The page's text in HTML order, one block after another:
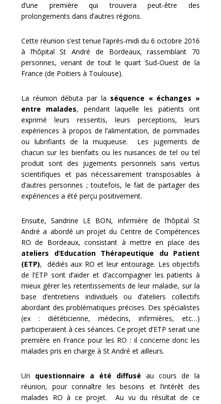
d’une première qui trouvera peut-être des
prolongements dans d’autres régions.
Cette réunion s’est tenue l’après-midi du 6 octobre 2016
à l’hôpital St André de Bordeaux, rassemblant 70
personnes, venant de tout le quart Sud-Ouest de la
France (de Poitiers à Toulouse).
La réunion débuta par la séquence « échanges »
entre malades, pendant laquelle les patients ont
exprimé leurs ressentis, leurs perceptions, leurs
expériences à propos de l’alimentation, de pommades
ou lubrifiants de la muqueuse. Les jugements de
chacun sur les bienfaits ou les nuisances de tel ou tel
produit sont des jugements personnels sans vertus
scientifiques et pas nécessairement transposables à
d’autres personnes ; toutefois, le fait de partager des
expériences a été perçu positivement.
Ensuite, Sandrine LE BON, infirmière de l’hôpital St
André a abordé un projet du Centre de Compétences
RO de Bordeaux, consistant à mettre en place des
ateliers d’Education Thérapeutique du Patient
(ETP), dédiés aux RO et leur entourage. Les objectifs
de l’ETP sont d’aider et d’accompagner les patients à
mieux gérer les retentissements de leur maladie, sur la
base d’entretiens individuels ou d’ateliers collectifs
abordant des problématiques précises. Des spécialistes
(ex : diététicienne, médecins, infirmières, etc…)
participeraient à ces séances. Ce projet d’ETP serait une
première en France pour les RO : il concerne donc les
malades pris en charge à St André et ailleurs.
Un questionnaire a été diffusé au cours de la
réunion, pour connaître les besoins et l’intérêt des
malades RO à ce projet. Au vu du résultat de ce